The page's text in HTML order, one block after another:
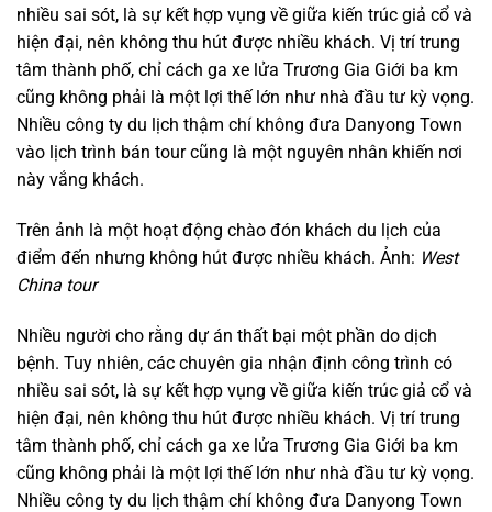
nhiều sai sót, là sự kết hợp vụng về giữa kiến trúc giả cổ và
hiện đại, nên không thu hút được nhiều khách. Vị trí trung
tâm thành phố, chỉ cách ga xe lửa Trương Gia Giới ba km
cũng không phải là một lợi thế lớn như nhà đầu tư kỳ vọng.
Nhiều công ty du lịch thậm chí không đưa Danyong Town
vào lịch trình bán tour cũng là một nguyên nhân khiến nơi
này vắng khách.
Trên ảnh là một hoạt động chào đón khách du lịch của
điểm đến nhưng không hút được nhiều khách. Ảnh: West
China tour
Nhiều người cho rằng dự án thất bại một phần do dịch
bệnh. Tuy nhiên, các chuyên gia nhận định công trình có
nhiều sai sót, là sự kết hợp vụng về giữa kiến trúc giả cổ và
hiện đại, nên không thu hút được nhiều khách. Vị trí trung
tâm thành phố, chỉ cách ga xe lửa Trương Gia Giới ba km
cũng không phải là một lợi thế lớn như nhà đầu tư kỳ vọng.
Nhiều công ty du lịch thậm chí không đưa Danyong Town